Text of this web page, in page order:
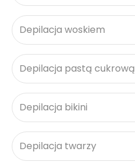
Depilacja woskiem
Depilacja pastą cukrową
Depilacja bikini
Depilacja twarzy